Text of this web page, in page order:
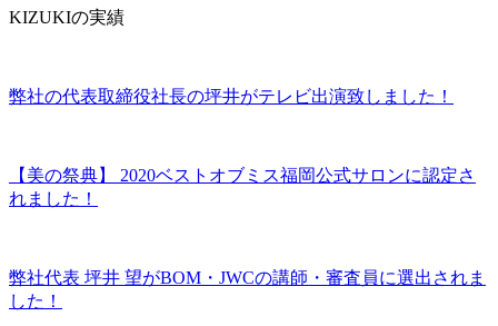
KIZUKIの実績
弊社の代表取締役社長の坪井がテレビ出演致しました！
【美の祭典】 2020ベストオブミス福岡公式サロンに認定さ
れました！
弊社代表 坪井 望がBOM・JWCの講師・審査員に選出されま
した！